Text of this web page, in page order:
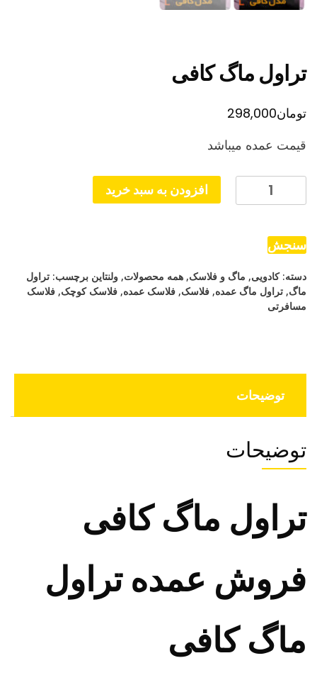
تراول ماگ کافی
تومان298,000
قیمت عمده میباشد
ماگ
عدد
افزودن به سبد خرید
سنجش
دسته:کادویی, ماگ و فلاسک, همه محصولات, ولنتاین برچسب: تراول
ماگ, تراول ماگ عمده, فلاسک, فلاسک عمده, فلاسک کوچک, فلاسک
مسافرتی
توضیحات
توضیحات
تراول ماگ کافی
فروش عمده تراول
ماگ کافی